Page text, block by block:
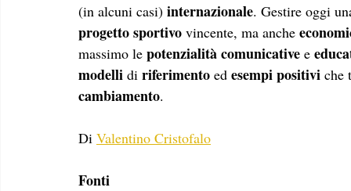
(in alcuni casi) internazionale. Gestire oggi
progetto sportivo vincente, ma anche
massimo le potenzialità comunicative e
modelli di riferimento ed esempi positivi che
cambiamento.
Di Valentino Cristofalo
Fonti